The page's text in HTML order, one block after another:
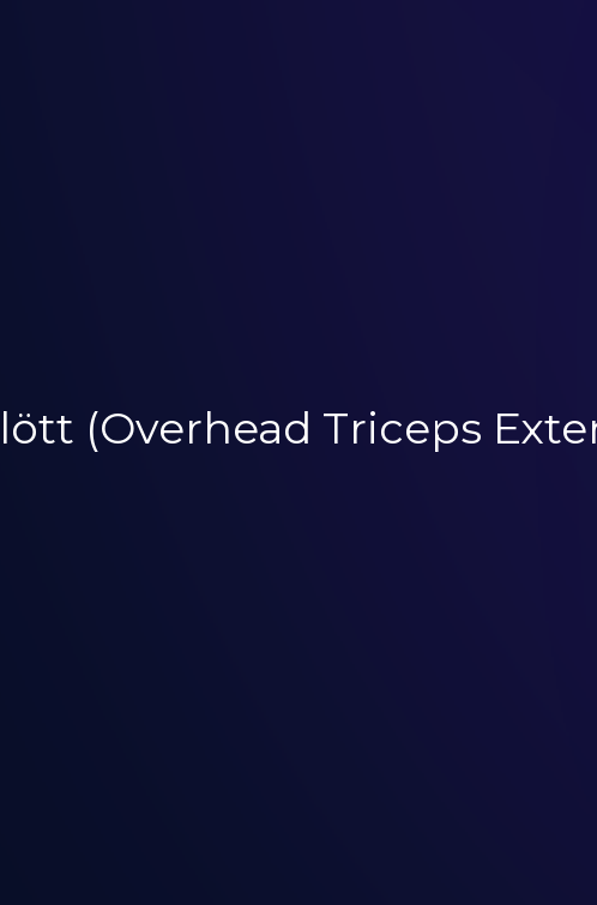
(Overhead Triceps